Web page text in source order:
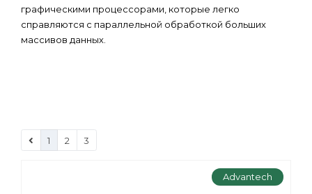
графическими процессорами, которые легко
справляются с параллельной обработкой больших
массивов данных.
1 2 3
Advantech